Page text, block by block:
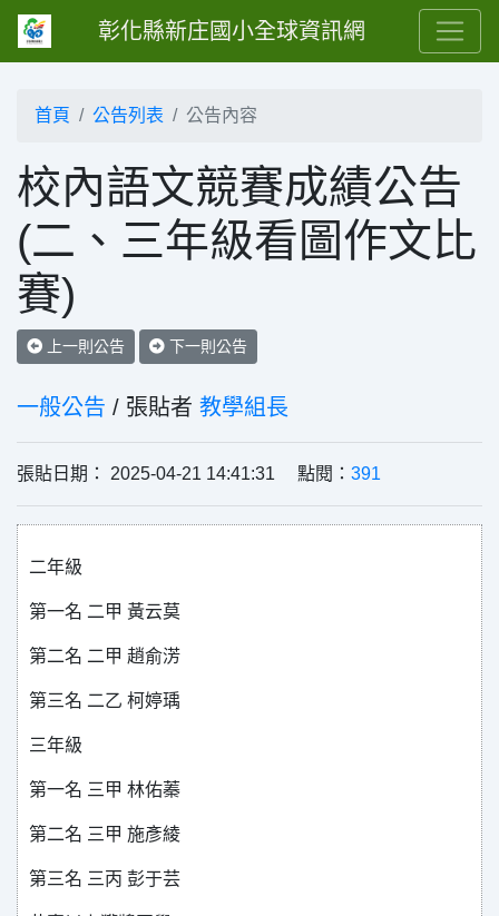
彰化縣新庄國小全球資訊網
首頁 公告列表 公告內容
校內語文競賽成績公告
(二、三年級看圖作文比
賽)
上一則公告 下一則公告
一般公告 / 張貼者 教學組長
張貼日期： 2025-04-21 14:41:31 點閱： 391
二年級
第一名 二甲 黃云莫
第二名 二甲 趙俞淓
第三名 二乙 柯婷瑀
三年級
第一名 三甲 林佑蓁
第二名 三甲 施彥綾
第三名 三丙 彭于芸